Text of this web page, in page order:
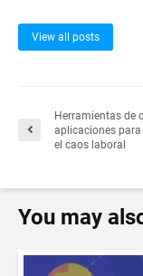
View all posts
Herramientas de
aplicaciones
el caos laboral
You may